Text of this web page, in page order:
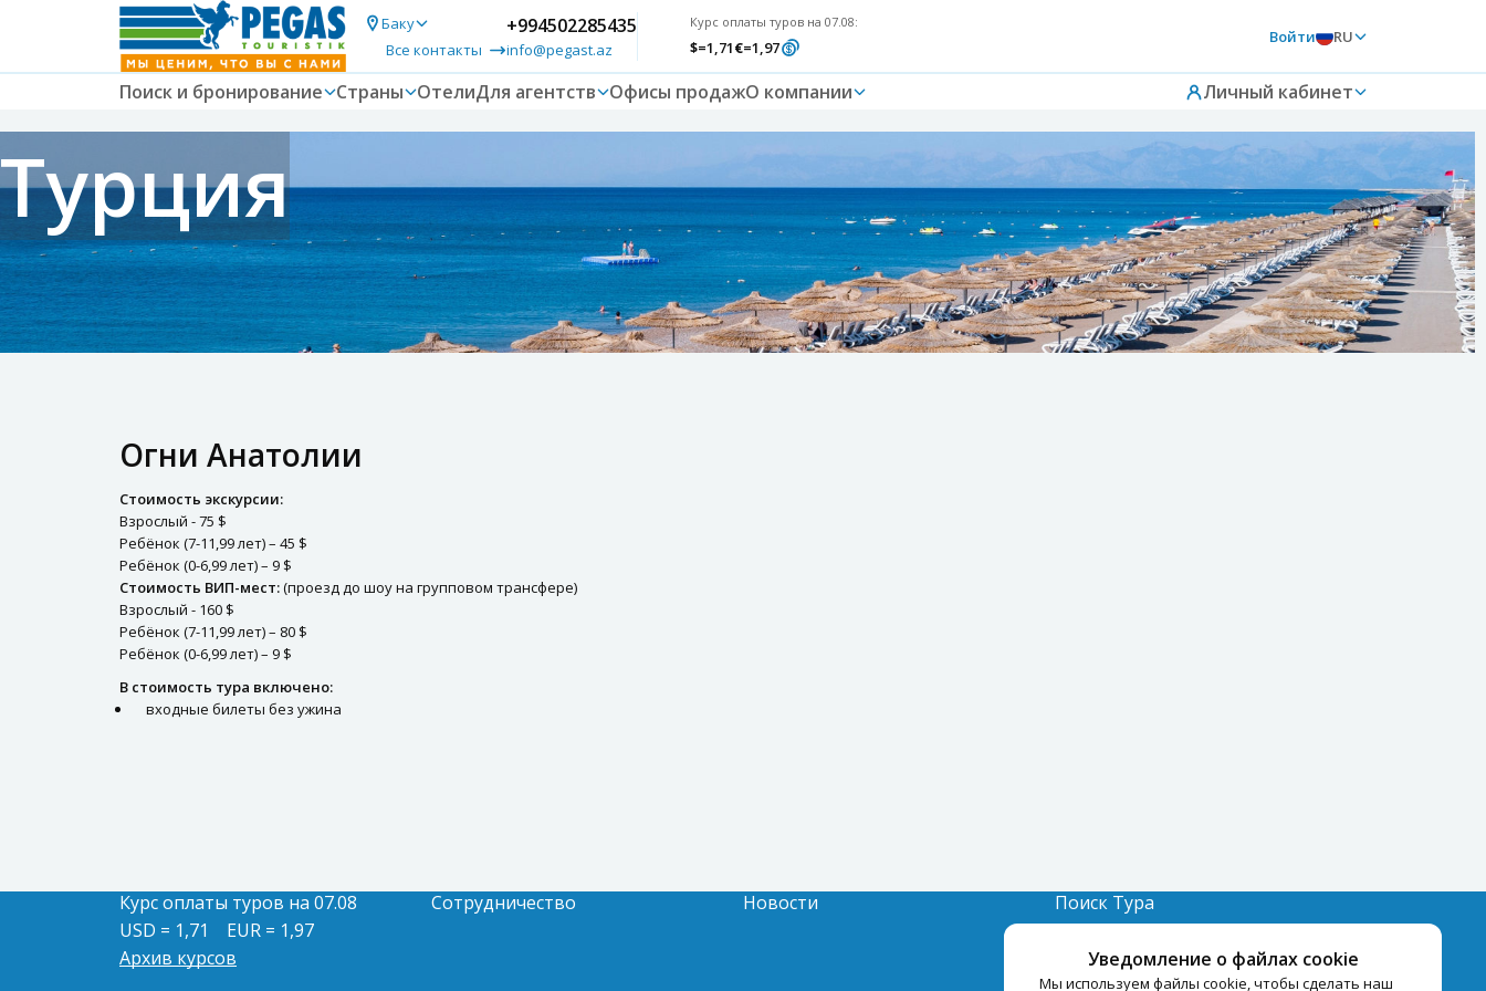
Баку
Все контакты
+994502285435
info@pegast.az
Курс оплаты туров на 07.08:
$=1,71€=1,97
Войти RU
Поиск и бронирование Страны ОтелиДля агентств Офисы продажО компании Личный кабинет
Турция
Огни Анатолии
Стоимость экскурсии:
Взрослый - 75 $
Ребёнок (7-11,99 лет) – 45 $
Ребёнок (0-6,99 лет) – 9 $
Стоимость ВИП-мест:(проезд до шоу на групповом трансфере)
Взрослый - 160 $
Ребёнок (7-11,99 лет) – 80 $
Ребёнок (0-6,99 лет) – 9 $
В стоимость тура включено:
входные билеты без ужина
Уведомление о файлах cookie
Мы используем файлы cookie, чтобы сделать наш
Курс оплаты туров на 07.08
USD = 1,71
EUR = 1,97
Архив курсов
Сотрудничество Новости
Поиск Тура
Отели